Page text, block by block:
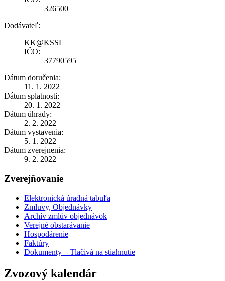
326500
Dodávateľ:
KK@KSSL
IČO:
37790595
Dátum doručenia:
11. 1. 2022
Dátum splatnosti:
20. 1. 2022
Dátum úhrady:
2. 2. 2022
Dátum vystavenia:
5. 1. 2022
Dátum zverejnenia:
9. 2. 2022
Zverejňovanie
Elektronická úradná tabuľa
Zmluvy, Objednávky
Archív zmlúv objednávok
Verejné obstarávanie
Hospodárenie
Faktúry
Dokumenty – Tlačivá na stiahnutie
Zvozový kalendár